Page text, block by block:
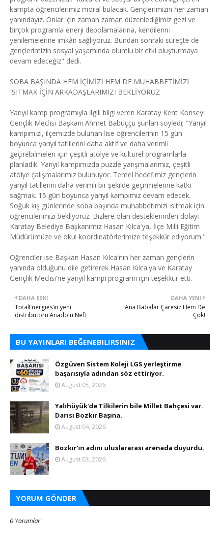
kampta öğrencilerimiz moral bulacak. Gençlerimizin her zaman
yanındayız. Onlar için zaman zaman düzenlediğimiz gezi ve
birçok programla enerji depolamalarına, kendilerini
yenilemelerine imkân sağlıyoruz. Bundan sonraki süreçte de
gençlerimizin sosyal yaşamında olumlu bir etki oluşturmaya
devam edeceğiz" dedi.
SOBA BAŞINDA HEM İÇİMİZİ HEM DE MUHABBETİMİZİ
ISITMAK İÇİN ARKADAŞLARIMIZI BEKLİYORUZ
Yarıyıl kamp programıyla ilgili bilgi veren Karatay Kent Konseyi
Gençlik Meclisi Başkanı Ahmet Babuççu şunları söyledi; "Yarıyıl
kampımızı, ilçemizde bulunan lise öğrencilerinin 15 gün
boyunca yarıyıl tatillerini daha aktif ve daha verimli
geçirebilmeleri için çeşitli atölye ve kültürel programlarla
planladık. Yarıyıl kampımızda puzzle yarışmalarımız, çeşitli
atölye çalışmalarımız bulunuyor. Temel hedefimiz gençlerin
yarıyıl tatillerini daha verimli bir şekilde geçirmelerine katkı
sağmak. 15 gün boyunca yarıyıl kampımız devam edecek.
Soğuk kış günlerinde soba başında muhabbetimizi ısıtmak için
öğrencilerimizi bekliyoruz. Bizlere olan desteklerinden dolayı
Karatay Belediye Başkanımız Hasan Kılca'ya, İlçe Milli Eğitim
Müdürümüze ve okul koordinatörlerimize teşekkür ediyorum."
Öğrenciler ise Başkan Hasan Kılca'nın her zaman gençlerin
yanında olduğunu dile getirerek Hasan Kılca'ya ve Karatay
Gençlik Meclisi'ne yarıyıl kampı programı için teşekkür etti.
DAHA YENI
​Ana Babalar Çaresiz Hem De
Çok!
DAHA ESKI
​TotalEnergies’in yeni
distribütörü Anadolu Neft
BU YAYINLARI BEĞENEBILIRSINIZ
Özgüven Sistem Koleji LGS yerleştirme
başarısıyla adından söz ettiriyor.
August 05, 2026
Yalıhüyük'de Tilkilerin bile Millet Bahçesi var.
Darısı Bozkır Başına.
August 04, 2026
Bozkır'ın adını uluslararası arenada duyurdu.
August 03, 2026
YORUM GÖNDER
0 Yorumlar